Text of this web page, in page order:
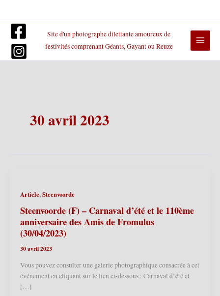
contenu
Site d'un photographe dilettante amoureux de
festivités comprenant Géants, Gayant ou Reuze
30 avril 2023
Article,Steenvoorde
Steenvoorde (F) – Carnaval d’été et le 110ème
anniversaire des Amis de Fromulus
(30/04/2023)
30 avril 2023
Vous pouvez consulter une galerie photographique consacrée à cet
événement en cliquant sur le lien ci-dessous : Carnaval d’été et
[…]